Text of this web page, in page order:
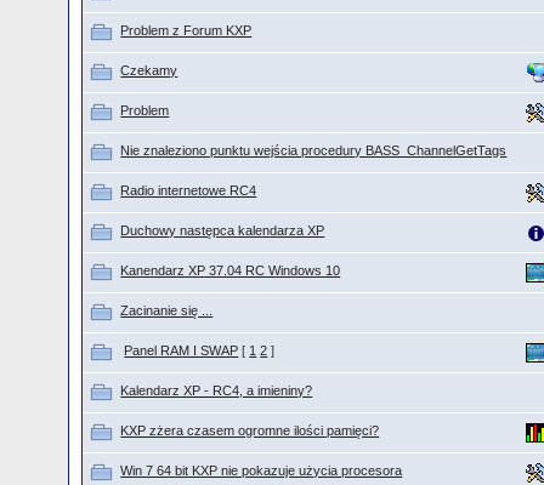
Problem z Forum KXP
Czekamy
Problem
Nie znaleziono punktu wejścia procedury BASS_ChannelGetTags
Radio internetowe RC4
Duchowy następca kalendarza XP
Kanendarz XP 37.04 RC Windows 10
Zacinanie się ...
Panel RAM I SWAP [ 1 2 ]
Kalendarz XP - RC4, a imieniny?
KXP zżera czasem ogromne ilości pamięci?
Win 7 64 bit KXP nie pokazuje użycia procesora